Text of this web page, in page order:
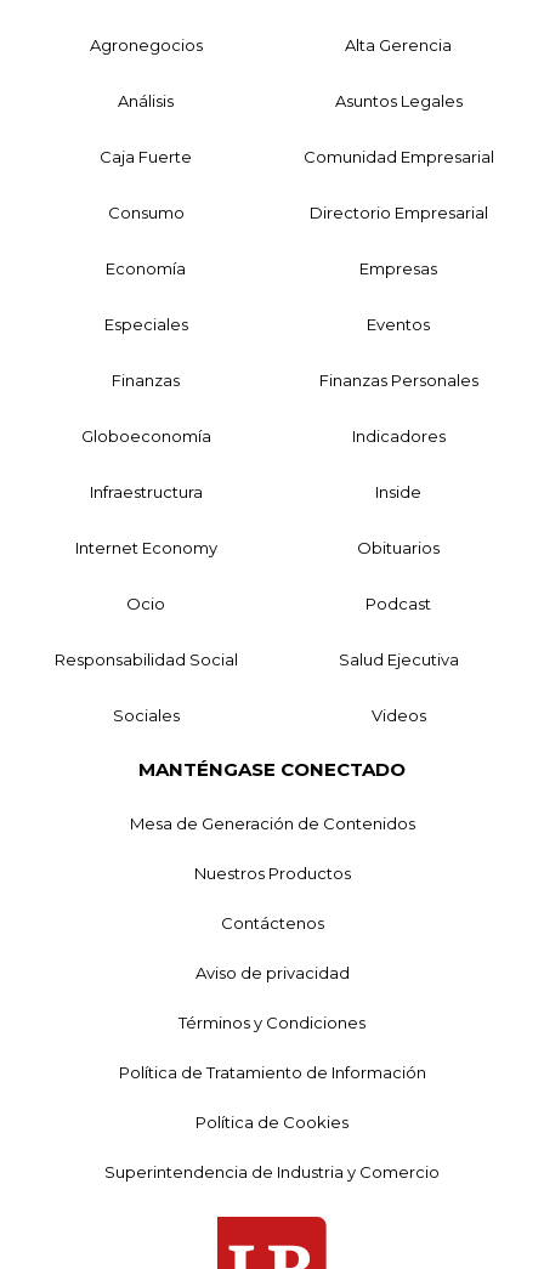
Agronegocios Alta Gerencia
Análisis Asuntos Legales
Caja Fuerte Comunidad Empresarial
Consumo Directorio Empresarial
Economía Empresas
Especiales Eventos
Finanzas Finanzas Personales
Globoeconomía Indicadores
Infraestructura Inside
Internet Economy Obituarios
Ocio Podcast
Responsabilidad Social Salud Ejecutiva
Sociales Videos
MANTÉNGASE CONECTADO
Mesa de Generación de Contenidos
Nuestros Productos
Contáctenos
Aviso de privacidad
Términos y Condiciones
Política de Tratamiento de Información
Política de Cookies
Superintendencia de Industria y Comercio